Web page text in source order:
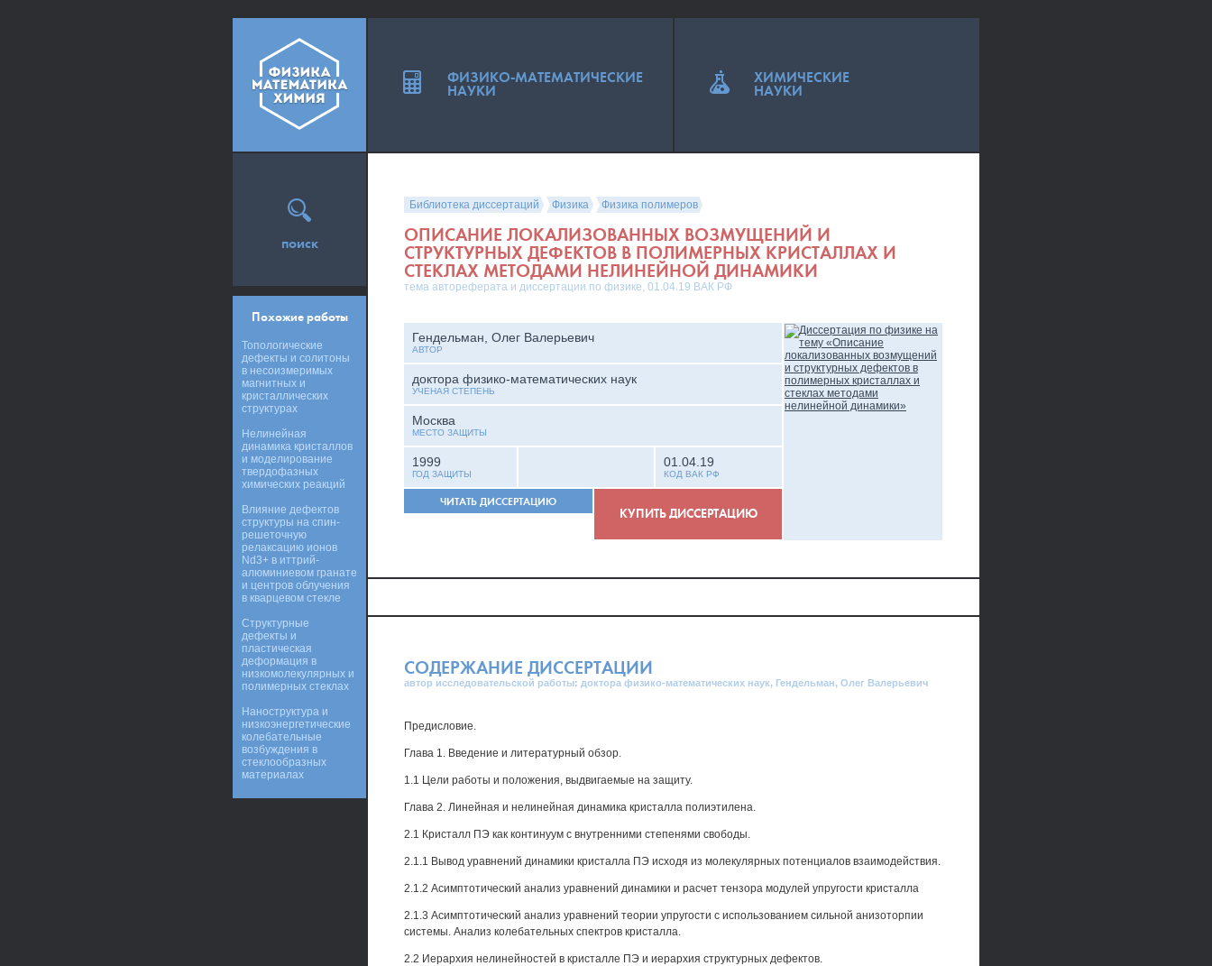
Библиотека диссертаций Физика Физика полимеров
ОПИСАНИЕ ЛОКАЛИЗОВАННЫХ ВОЗМУЩЕНИЙ И
СТРУКТУРНЫХ ДЕФЕКТОВ В ПОЛИМЕРНЫХ КРИСТАЛЛАХ И
СТЕКЛАХ МЕТОДАМИ НЕЛИНЕЙНОЙ ДИНАМИКИ
тема автореферата и диссертации по физике, 01.04.19 ВАК РФ
Гендельман, Олег Валерьевич
АВТОР
доктора физико-математических наук
УЧЕНАЯ СТЕПЕНЬ
Москва
МЕСТО ЗАЩИТЫ
1999
ГОД ЗАЩИТЫ
01.04.19
КОД ВАК РФ
ЧИТАТЬ ДИССЕРТАЦИЮ
КУПИТЬ ДИССЕРТАЦИЮ
СОДЕРЖАНИЕ ДИССЕРТАЦИИ
автор исследовательской работы: доктора физико-математических наук, Гендельман, Олег Валерьевич
Предисловие.
Глава 1. Введение и литературный обзор.
1.1 Цели работы и положения, выдвигаемые на защиту.
Глава 2. Линейная и нелинейная динамика кристалла полиэтилена.
2.1 Кристалл ПЭ как континуум с внутренними степенями свободы.
2.1.1 Вывод уравнений динамики кристалла ПЭ исходя из молекулярных потенциалов взаимодействия.
2.1.2 Асимптотический анализ уравнений динамики и расчет тензора модулей упругости кристалла
2.1.3 Асимптотический анализ уравнений теории упругости с использованием сильной анизоторпии
системы. Анализ колебательных спектров кристалла.
2.2 Иерархия нелинейностей в кристалле ПЭ и иерархия структурных дефектов.
поиск
Похожие работы
Топологические
дефекты и солитоны
в несоизмеримых
магнитных и
кристаллических
структурах
Нелинейная
динамика кристаллов
и моделирование
твердофазных
химических реакций
Влияние дефектов
структуры на спин-
решеточную
релаксацию ионов
Nd3+ в иттрий-
алюминиевом гранате
и центров облучения
в кварцевом стекле
Структурные
дефекты и
пластическая
деформация в
низкомолекулярных и
полимерных стеклах
Наноструктура и
низкоэнергетические
колебательные
возбуждения в
стеклообразных
материалах
ФИЗИКО-МАТЕМАТИЧЕСКИЕ
НАУКИ
ХИМИЧЕСКИЕ
НАУКИ